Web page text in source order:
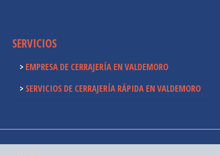
SERVICIOS
EMPRESA DE CERRAJERÍA EN VALDEMORO
SERVICIOS DE CERRAJERÍA RÁPIDA EN VALDEMORO